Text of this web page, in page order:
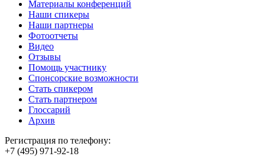
Материалы конференций
Наши спикеры
Наши партнеры
Фотоотчеты
Видео
Отзывы
Помощь участнику
Спонсорские возможности
Стать спикером
Стать партнером
Глоссарий
Архив
Регистрация по телефону:
+7 (495) 971-92-18